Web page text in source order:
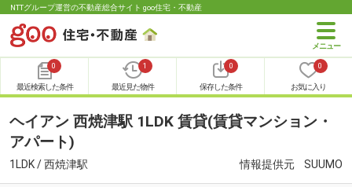
NTTグループ運営の不動産総合サイト goo住宅・不動産
0
最近検索した条件
1
最近見た物件
0
保存した条件
0
お気に入り
ヘイアン 西焼津駅 1LDK 賃貸(賃貸マンション・
アパート)
1LDK / 西焼津駅 情報提供元 SUUMO